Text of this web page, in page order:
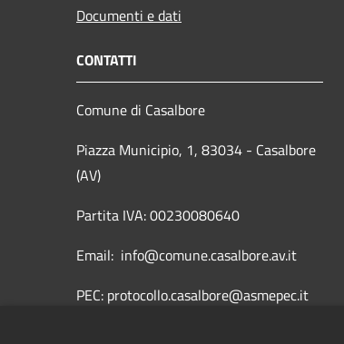
Documenti e dati
CONTATTI
Comune di Casalbore
Piazza Municipio, 1, 83034 - Casalbore
(AV)
Partita IVA: 00230080640
Email: info@comune.casalbore.av.it
PEC: protocollo.casalbore@asmepec.it